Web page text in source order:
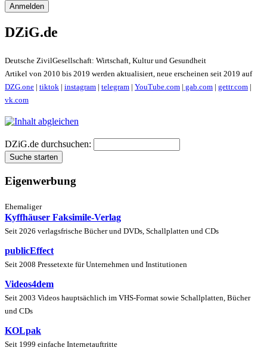
DZiG.de
Deutsche ZivilGesellschaft: Wirtschaft, Kultur und Gesundheit
Artikel von 2010 bis 2019 werden aktualisiert, neue erscheinen seit 2019 auf
DZG.one | tiktok | instagram | telegram | YouTube.com | gab.com | gettr.com |
vk.com
DZiG.de durchsuchen:
Eigenwerbung
Ehemaliger
Kyffhäuser Faksimile-Verlag
Seit 2026 verlagsfrische Bücher und DVDs, Schallplatten und CDs
publicEffect
Seit 2008 Pressetexte für Unternehmen und Institutionen
Videos4dem
Seit 2003 Videos hauptsächlich im VHS-Format sowie Schallplatten, Bücher
und CDs
KOLpak
Seit 1999 einfache Internetauftritte